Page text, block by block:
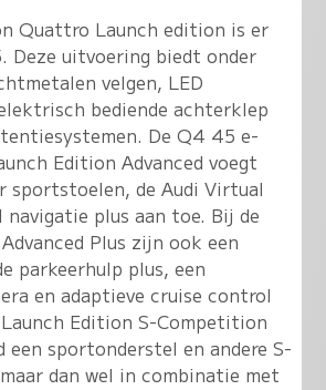
Quattro Launch edition is er
Deze uitvoering biedt onder
velgen, LED
bediende achterklep
De Q4 45 e-
Edition Advanced voegt
sportstoelen, de Audi Virtual
plus aan toe. Bij de
Plus zijn ook een
parkeerhulp plus, een
en adaptieve cruise control
Edition S-Competition
een sportonderstel en andere S-
dan wel in combinatie met